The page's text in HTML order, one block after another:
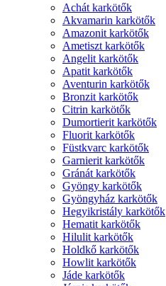
Achát karkötők
Akvamarin karkötők
Amazonit karkötők
Ametiszt karkötők
Angelit karkötők
Apatit karkötők
Aventurin karkötők
Bronzit karkötők
Citrin karkötők
Dumortierit karkötők
Fluorit karkötők
Füstkvarc karkötők
Garnierit karkötők
Gránát karkötők
Gyöngy karkötők
Gyöngyház karkötők
Hegyikristály karkötők
Hematit karkötők
Hilulit karkötők
Holdkő karkötők
Howlit karkötők
Jáde karkötők